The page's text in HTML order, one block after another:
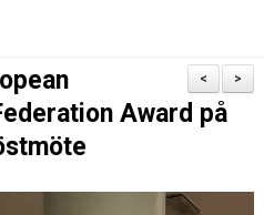
>
<
Award på